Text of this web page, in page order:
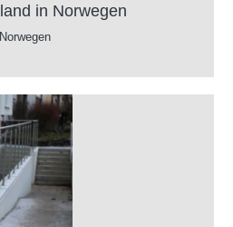
in Norwegen